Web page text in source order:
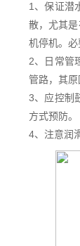
1、保证潜
散，尤其
机停机。
2、日常管
管路，其
3、应控制
方式预防。
4、注意润